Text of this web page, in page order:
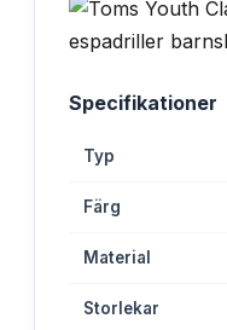
Specifikationer
Typ
Färg
Material
Storlekar